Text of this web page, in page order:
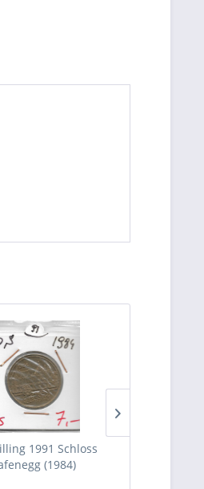
1991 Schloss
(1984)